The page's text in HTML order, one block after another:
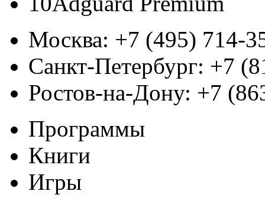
Москва: +7 (495) 714-
Санкт-Петербург: +7
Ростов-на-Дону: +7
Программы
Книги
Игры